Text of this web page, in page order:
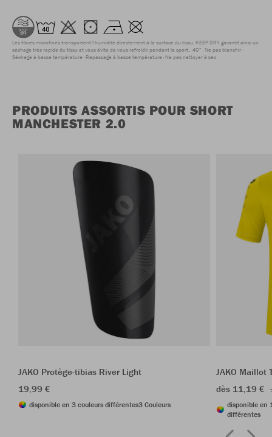
Les fibres microfines transportent l'humidité directement à la surface du tissu. KEEP DRY garantit ainsi un
séchage très rapide du tissu et vous évite de vous refroidir pendant le sport. 40° Ne pas blanchir
Séchage à basse température Repassage à basse température Ne pas nettoyer à sec
PRODUITS ASSORTIS POUR SHORT
MANCHESTER 2.0
JAKO Protège-tibias River Light
19,99 €
disponible en 3 couleurs différentes3 Couleurs
JAKO Maillot
dès 11,19 €
disponible en
différentes